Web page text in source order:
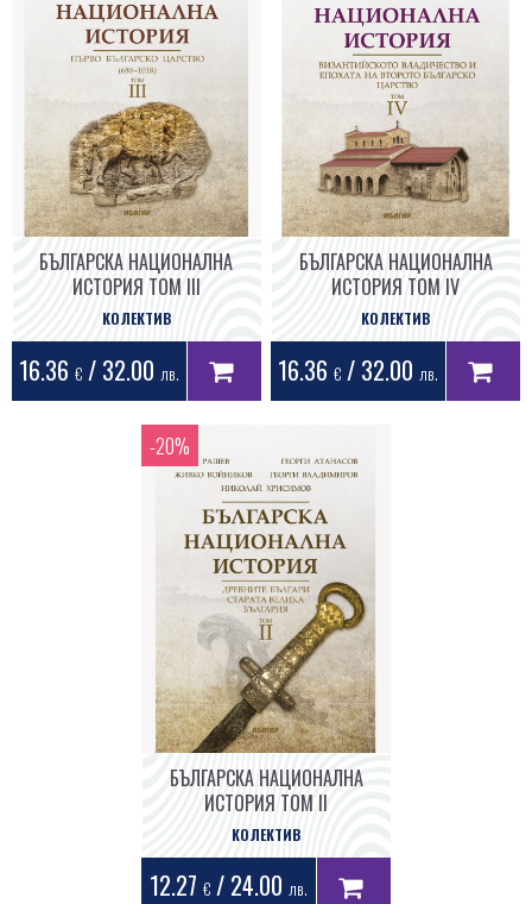
БЪЛГАРСКА НАЦИОНАЛНА
ИСТОРИЯ ТОМ III
КОЛЕКТИВ
16.36 €/ 32.00 лв.
БЪЛГАРСКА НАЦИОНАЛНА
ИСТОРИЯ ТОМ IV
КОЛЕКТИВ
16.36€ / 32.00 лв.
БЪЛГАРСКА НАЦИОНАЛНА
ИСТОРИЯ ТОМ II
КОЛЕКТИВ
12.27€ / 24.00лв.